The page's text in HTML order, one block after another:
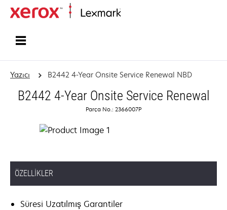
Yazıcı B2442 4-Year Onsite Service Renewal NBD
B2442 4-Year Onsite Service Renewal
Parça No.: 2366007P
ÖZELLIKLER
Süresi Uzatılmış Garantiler